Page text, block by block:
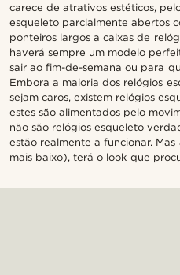
carece de atrativos estéticos,
esqueleto parcialmente abertos
ponteiros largos a caixas de
haverá sempre um modelo
sair ao fim-de-semana ou para
Embora a maioria dos relógios
sejam caros, existem relógios
estes são alimentados pelo
não são relógios esqueleto
estão realmente a funcionar.
mais baixo), terá o look que